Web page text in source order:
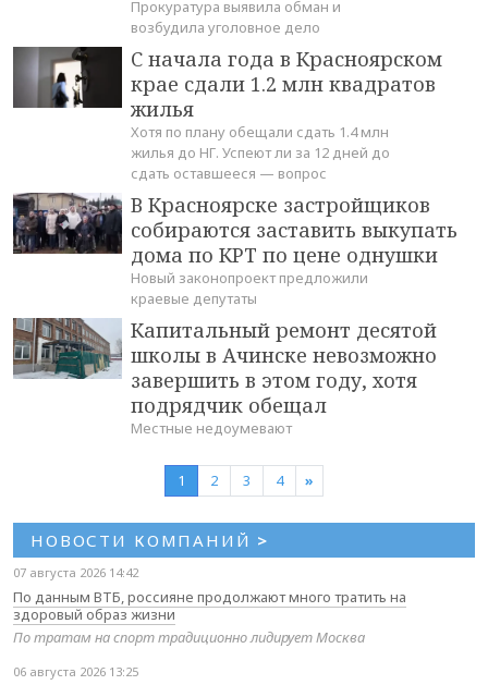
Прокуратура выявила обман и
возбудила уголовное дело
С начала года в Красноярском
крае сдали 1.2 млн квадратов
жилья
Хотя по плану обещали сдать 1.4 млн
жилья до НГ. Успеют ли за 12 дней до
сдать оставшееся — вопрос
В Красноярске застройщиков
собираются заставить выкупать
дома по КРТ по цене однушки
Новый законопроект предложили
краевые депутаты
Капитальный ремонт десятой
школы в Ачинске невозможно
завершить в этом году, хотя
подрядчик обещал
Местные недоумевают
1 2 3 4 »
НОВОСТИ КОМПАНИЙ >
07 августа 2026 14:42
По данным ВТБ, россияне продолжают много тратить на
здоровый образ жизни
По тратам на спорт традиционно лидирует Москва
06 августа 2026 13:25